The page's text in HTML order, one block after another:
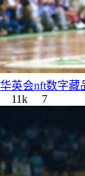
华英会nft数字藏
11k
7